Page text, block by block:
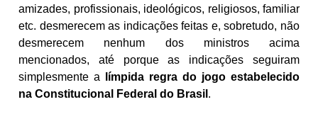
amizades, profissionais, ideológicos, religiosos, familiar
etc. desmerecem as indicações feitas e, sobretudo, não
desmerecem nenhum dos ministros acima
mencionados, até porque as indicações seguiram
simplesmente a
límpida regra do jogo estabelecido
na Constitucional Federal do Brasil .